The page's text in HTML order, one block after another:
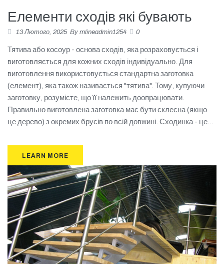
Елементи сходів які бувають
13 Лютого, 2025 By mlineadmin1254 0
Тятива або косоур - основа сходів, яка розраховується і
виготовляється для кожних сходів індивідуально. Для
виготовлення використовується стандартна заготовка
(елемент), яка також називається "тятива". Тому, купуючи
заготовку, розумієте, що її належить доопрацювати.
Правильно виготовлена заготовка має бути склеєна (якщо
це дерево) з окремих брусів по всій довжині. Сходинка - це...
LEARN MORE